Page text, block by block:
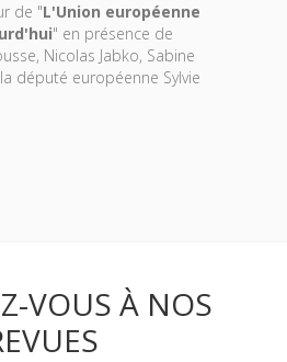
de "L'Union européenne
" en présence de
Nicolas Jabko, Sabine
député européenne Sylvie
VOUS À NOS